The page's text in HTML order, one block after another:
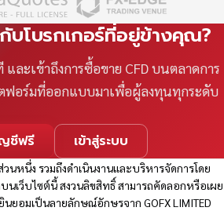
บโบรกเกอร์ที่อยู่ข้างคุณ?
ละเข้าถึงการซื้อขาย CFD บนตลาดการ
ฟอร์มที่ออกแบบมาเพื่อผู้ลงทุนทุกระดับ
ชีฟรี เข้าสู่ระบบ
วนหนึ่ง รวมถึงดำเนินงานและบริหารจัดการโดย
บนเว็บไซต์นี้ สงวนลิขสิทธิ์ สามารถคัดลอกหรือเผย
ยอมเป็นลายลักษณ์อักษรจาก GOFX LIMITED